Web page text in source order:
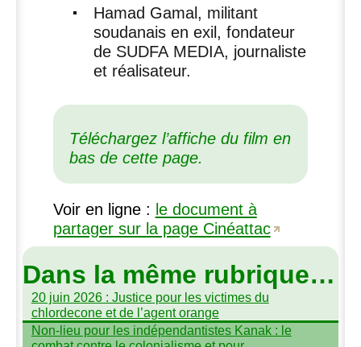
Hamad Gamal, militant
soudanais en exil, fondateur
de SUDFA MEDIA, journaliste
et réalisateur.
Téléchargez l’affiche du film en
bas de cette page.
Voir en ligne : le document à
partager sur la page Cinéattac
Dans la même rubrique…
20 juin 2026 : Justice pour les victimes du
chlordecone et de l’agent orange
Non-lieu pour les indépendantistes Kanak : le